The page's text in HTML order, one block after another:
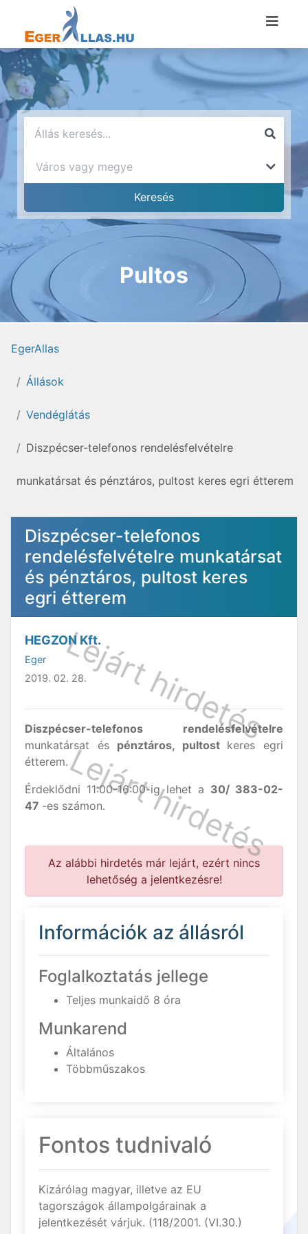
Pultos
EgerAllas
Állások
Vendéglátás
Diszpécser-telefonos rendelésfelvételre
munkatársat és pénztáros, pultost keres egri étterem
Diszpécser-telefonos
rendelésfelvételre munkatársat
és pénztáros, pultost keres
egri étterem
HEGZON Kft.
Eger
2019. 02. 28.
Diszpécser-telefonos rendelésfelvételre
munkatársat és pénztáros, pultost keres egri
étterem.
Érdeklődni 11:00-16:00-ig lehet a 30/ 383-02-
47 -es számon.
Az alábbi hirdetés már lejárt, ezért nincs
lehetőség a jelentkezésre!
Információk az állásról
Foglalkoztatás jellege
Teljes munkaidő 8 óra
Munkarend
Általános
Többműszakos
Fontos tudnivaló
Kizárólag magyar, illetve az EU
tagországok állampolgárainak a
jelentkezését várjuk. (118/2001. (VI.30.)